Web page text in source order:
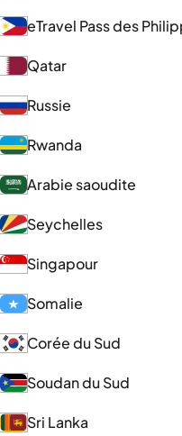
eTravel Pass des
Qatar
Russie
Rwanda
Arabie saoudite
Seychelles
Singapour
Somalie
Corée du Sud
Soudan du Sud
Sri Lanka